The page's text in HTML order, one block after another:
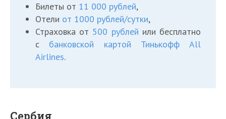
Билеты от 11 000 рублей,
Отели от 1000 рублей/сутки,
Страховка от 500 рублей или бесплатно
с банковской картой Тинькофф All
Airlines.
Сербия